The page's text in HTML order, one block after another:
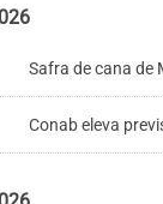
Safra de cana de
Conab eleva